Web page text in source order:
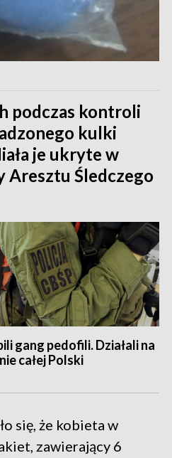
podczas kontroli
kulki
je ukryte w
Aresztu Śledczego
gang pedofili. Działali na
całej Polski
się, że kobieta w
zawierający 6